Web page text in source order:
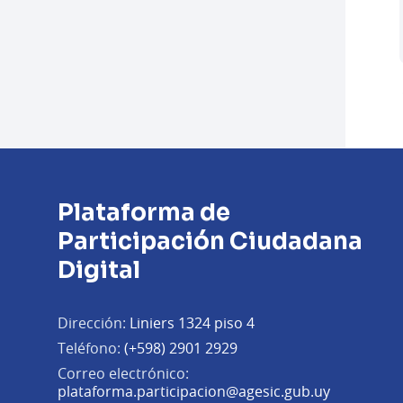
Plataforma de
Participación Ciudadana
Digital
Dirección: Liniers 1324 piso 4
Teléfono: (+598) 2901 2929
Correo electrónico:
plataforma.participacion@agesic.gub.uy(Abrir en